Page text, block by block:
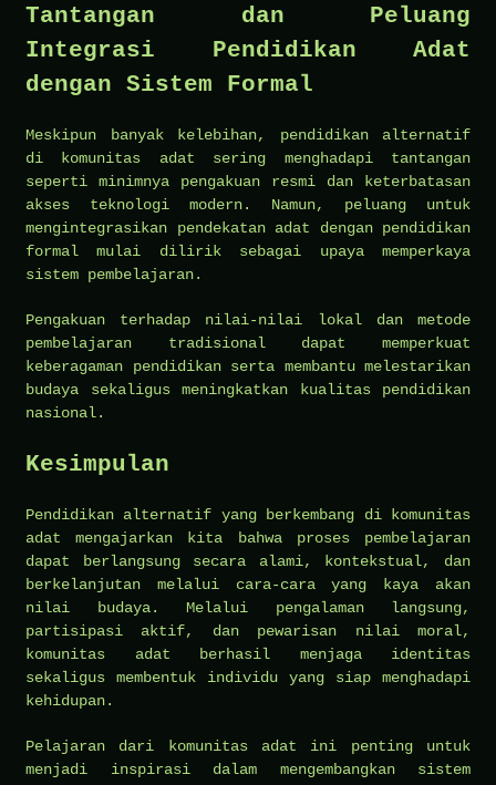
Tantangan dan Peluang
Integrasi Pendidikan Adat
dengan Sistem Formal
Meskipun banyak kelebihan, pendidikan alternatif
di komunitas adat sering menghadapi tantangan
seperti minimnya pengakuan resmi dan keterbatasan
akses teknologi modern. Namun, peluang untuk
mengintegrasikan pendekatan adat dengan pendidikan
formal mulai dilirik sebagai upaya memperkaya
sistem pembelajaran.
Pengakuan terhadap nilai-nilai lokal dan metode
pembelajaran tradisional dapat memperkuat
keberagaman pendidikan serta membantu melestarikan
budaya sekaligus meningkatkan kualitas pendidikan
nasional.
Kesimpulan
Pendidikan alternatif yang berkembang di komunitas
adat mengajarkan kita bahwa proses pembelajaran
dapat berlangsung secara alami, kontekstual, dan
berkelanjutan melalui cara-cara yang kaya akan
nilai budaya. Melalui pengalaman langsung,
partisipasi aktif, dan pewarisan nilai moral,
komunitas adat berhasil menjaga identitas
sekaligus membentuk individu yang siap menghadapi
kehidupan.
Pelajaran dari komunitas adat ini penting untuk
menjadi inspirasi dalam mengembangkan sistem